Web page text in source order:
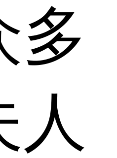
多
人